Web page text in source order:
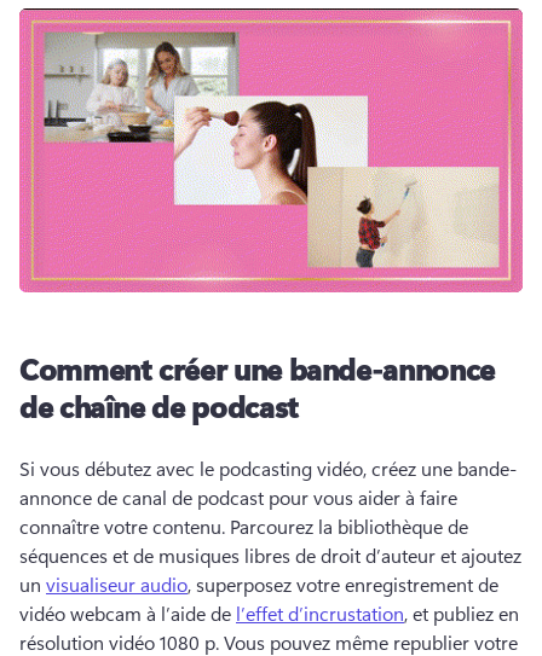
Comment créer une bande-annonce
de chaîne de podcast
Si vous débutez avec le podcasting vidéo, créez une bande-
annonce de canal de podcast pour vous aider à faire
connaître votre contenu. Parcourez la bibliothèque de
séquences et de musiques libres de droit d’auteur et ajoutez
un visualiseur audio, superposez votre enregistrement de
vidéo webcam à l’aide de l’effet d’incrustation, et publiez en
résolution vidéo 1080 p. Vous pouvez même republier votre